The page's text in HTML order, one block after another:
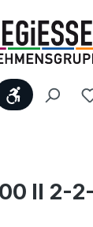
II 2-